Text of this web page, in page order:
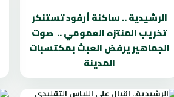
الرشيدية .. ساكنة أرفود تستنكر
تخريب المنتزه العمومي .. صوت
الجماهير يرفض العبث بمكتسبات
المدينة